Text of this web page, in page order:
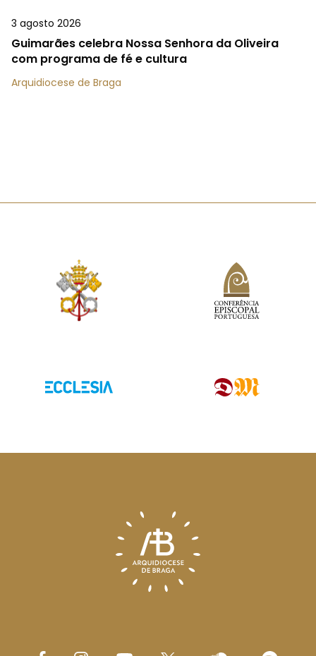
3 agosto 2026
Guimarães celebra Nossa Senhora da Oliveira
com programa de fé e cultura
Arquidiocese de Braga